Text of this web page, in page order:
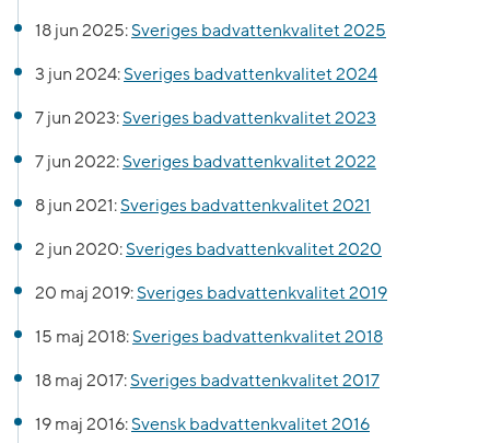
18 jun 2025: Sveriges badvattenkvalitet 2025
3 jun 2024: Sveriges badvattenkvalitet 2024
7 jun 2023: Sveriges badvattenkvalitet 2023
7 jun 2022: Sveriges badvattenkvalitet 2022
8 jun 2021: Sveriges badvattenkvalitet 2021
2 jun 2020: Sveriges badvattenkvalitet 2020
20 maj 2019: Sveriges badvattenkvalitet 2019
15 maj 2018: Sveriges badvattenkvalitet 2018
18 maj 2017: Sveriges badvattenkvalitet 2017
19 maj 2016: Svensk badvattenkvalitet 2016